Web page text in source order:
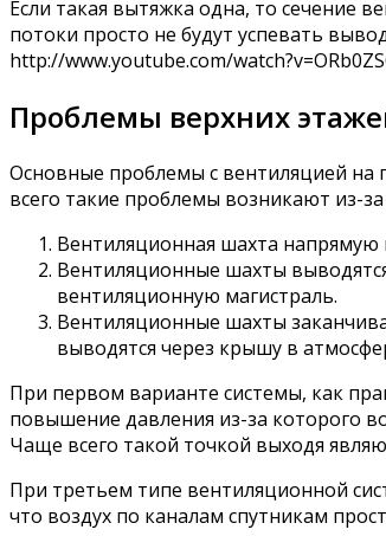
Если такая вытяжка одна, то сечение
потоки просто не будут успевать
http://www.youtube.com/
Проблемы верхних
Основные проблемы с вентиляцией на
всего такие проблемы возникают из-
Вентиляционная шахта
Вентиляционные шахты
вентиляционную магистраль.
Вентиляционные шахты
выводятся через крышу в
При первом варианте системы, как
повышение давления из-за которого
Чаще всего такой точкой выходя
При третьем типе вентиляционной
что воздух по каналам спутникам